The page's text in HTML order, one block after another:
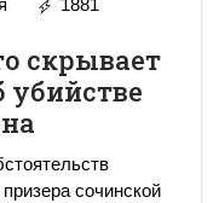
1881
скрывает
убийстве
сочинской